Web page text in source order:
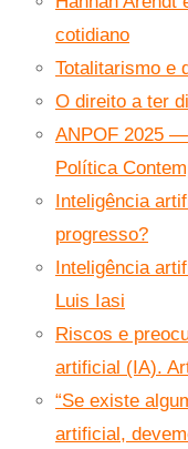
cotidiano
Totalitarismo e
O direito a ter
ANPOF 2025
Política
Inteligência
progresso?
Inteligência
Luis Iasi
Riscos e
artificial (IA).
“Se existe
artificial,